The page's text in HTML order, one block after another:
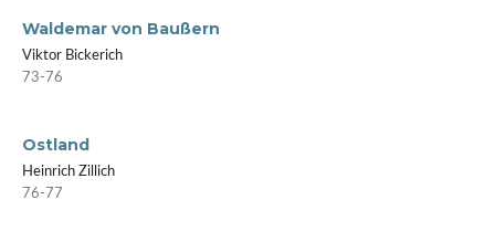
Waldemar von Baußern
Viktor Bickerich
73-76
Ostland
Heinrich Zillich
76-77